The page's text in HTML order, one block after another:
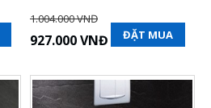
1.004.000 VNĐ
927.000 VNĐ ĐẶT MUA